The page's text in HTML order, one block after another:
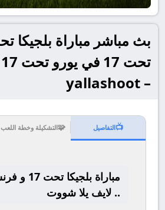
– yallashoot
📺التفاصيل 🧩التشكيلة وخطة اللعب
.. لايف يلا شووت